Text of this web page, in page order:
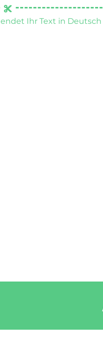
Ihr Text in Deutsch